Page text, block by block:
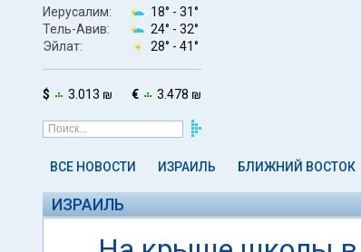
Иерусалим: 18° - 31°
Тель-Авив:
24° - 32°
Эйлат:
28° - 41°
$ 3.013 ₪ € 3.478 ₪
ВСЕ НОВОСТИ ИЗРАИЛЬ БЛИЖНИЙ ВОСТОК
ИЗРАИЛЬ